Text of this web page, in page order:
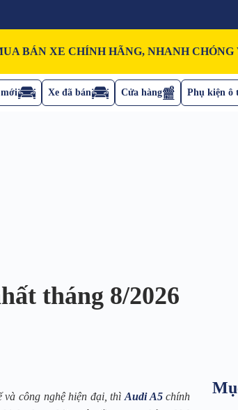
BÁN XE CHÍNH HÃNG, NHANH
Xe đã bán Cửa hàng Phụ kiện ô
tháng 8/2026
và công nghệ hiện đại, thìAudi A5chính